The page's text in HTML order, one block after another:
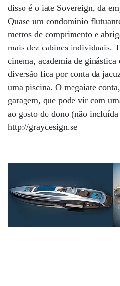
disso é o iate Sovereign, da
Quase um condomínio
metros de comprimento e
mais dez cabines individuais.
cinema, academia de
diversão fica por conta da
uma piscina. O megaiate
garagem, que pode vir com
ao gosto do dono (não
http://graydesign.se